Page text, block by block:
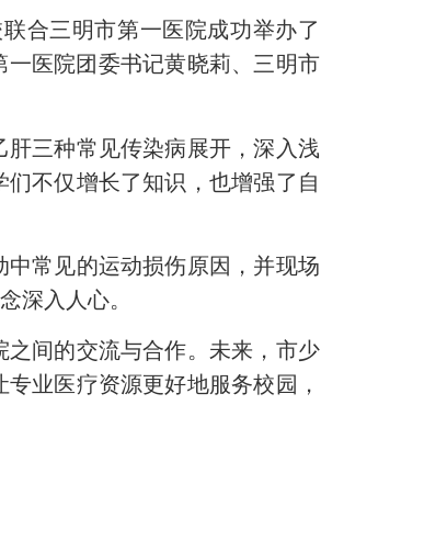
合三明市第一医院成功举办了
医院团委书记黄晓莉、三明市
三种常见传染病展开，深入浅
不仅增长了知识，也增强了自
常见的运动损伤原因，并现场
深入人心。
间的交流与合作。未来，市少
业医疗资源更好地服务校园，